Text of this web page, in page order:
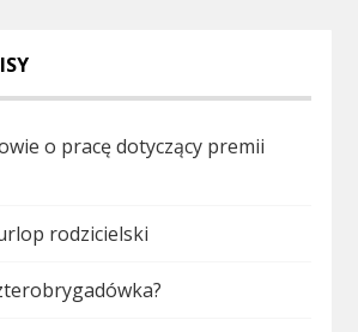
o pracę dotyczący premii
rodzicielski